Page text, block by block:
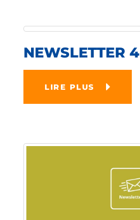
NEWSLETTER 4
LIRE PLUS